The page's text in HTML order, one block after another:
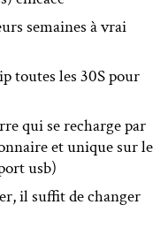
semaines à vrai
toutes les 30S pour
qui se recharge par
et unique sur le
usb)
il suffit de changer